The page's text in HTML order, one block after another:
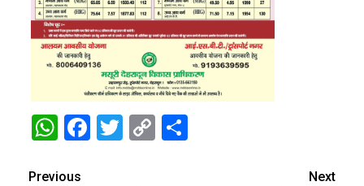
WhatsApp
Facebook
Twitter
Copy
Previous
Next